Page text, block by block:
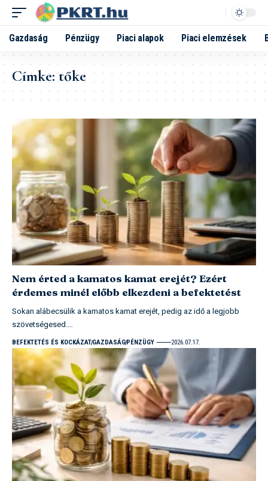
Gazdaság Pénzügy Piaci alapok Piaci elemzések
Címke:tőke
Nem érted a kamatos kamat erejét? Ezért
érdemes minél előbb elkezdeni a befektetést
Sokan alábecsülik a kamatos kamat erejét, pedig az idő a legjobb
szövetségesed.…
BEFEKTETÉS ÉS KOCKÁZATGAZDASÁGPÉNZÜGY 2026.07.17.